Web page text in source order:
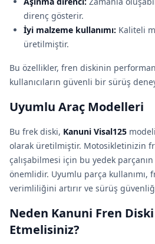
direnç gösterir.
İyi malzeme kullanımı: Kaliteli
üretilmiştir.
Bu özellikler, fren diskinin
kullanıcıların güvenli bir sürüş
Uyumlu Araç Modelleri
Bu frek diski, Kanuni Visal125
olarak üretilmiştir. Motosikletinizin
çalışabilmesi için bu yedek
önemlidir. Uyumlu parça kullanımı,
verimliliğini artırır ve sürüş
Neden Kanuni Fren
Etmelisiniz?